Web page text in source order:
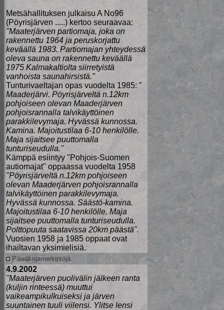
Metsähallituksen julkaisu A No96
(Pöyrisjärven .....) kertoo seuraavaa:
"Maaterjärven partiomaja, joka on
rakennettu 1964 ja peruskorjattu
keväällä 1983. Partiomajan yhteydessä
oleva sauna on rakennettu keväällä
1975 Kalmakaltiolta siirretyistä
vanhoista saunahirsistä."
Tunturivaeltajan opas vuodelta 1985: "
Maaderjärvi. Pöyrisjärveltä n.12km
pohjoiseen olevan Maaderjärven
pohjoisrannalla talvikäyttöinen
parakkilevymaja. Hyvässä kunnossa.
Kamina. Majoitustilaa 6-10 henkilölle.
Maja sijaitsee puuttomalla
tunturiseudulla."
Kämppä esiintyy "Pohjois-Suomen
autiomajat" oppaassa vuodelta 1958
"Pöyrisjärveltä n.12km pohjoiseen
olevan Maaderjärven pohjoisrannalla
talvikäyttöinen parakkilevymaja.
Hyvässä kunnossa. Säästö-kamina.
Majoitustilaa 6-10 henkilölle. Maja
sijaitsee puuttomalla tunturiseudulla.
Polttopuuta saatavissa 20km päästä".
Vuosien 1958 ja 1985 oppaat ovat
ihailtavan yksimielisiä.
Päiväkirjamerkintöjä:
4.9.2002
"Maaterjärven puolivälin jälkeen ranta
(kuljin rinteessä) muuttui
vaikeampikulkuiseksi ja järven
suuntainen tuuli viilensi. Ylitse lensi